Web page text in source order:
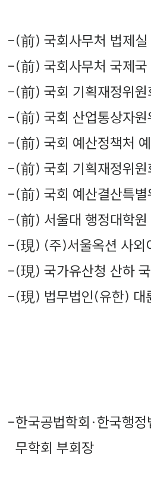
-(前) 국회사무처 법제실
-(前) 국회사무처 국제국
-(前) 국회 기획재정위
-(前) 국회 산업통상자
-(前) 국회 예산정책처
-(前) 국회 기획재정위
-(前) 국회 예산결산특
-(前) 서울대 행정대학원
-(現) (주)서울옥션 사외
-(現) 국가유산청 산하
-(現) 법무법인(유한) 대
-한국공법학회·한국행
무학회 부회장